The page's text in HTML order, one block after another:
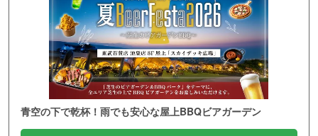
青空の下で乾杯！雨でも安心な屋上BBQビアガーデン